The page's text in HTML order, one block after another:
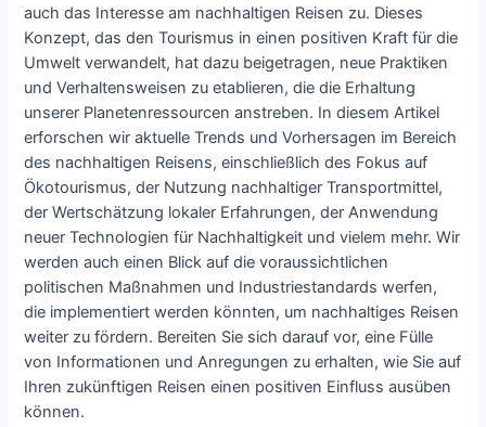
auch das Interesse am nachhaltigen Reisen zu. Dieses
Konzept, das den Tourismus in einen positiven Kraft für die
Umwelt verwandelt, hat dazu beigetragen, neue Praktiken
und Verhaltensweisen zu etablieren, die die Erhaltung
unserer Planetenressourcen anstreben. In diesem Artikel
erforschen wir aktuelle Trends und Vorhersagen im Bereich
des nachhaltigen Reisens, einschließlich des Fokus auf
Ökotourismus, der Nutzung nachhaltiger Transportmittel,
der Wertschätzung lokaler Erfahrungen, der Anwendung
neuer Technologien für Nachhaltigkeit und vielem mehr. Wir
werden auch einen Blick auf die voraussichtlichen
politischen Maßnahmen und Industriestandards werfen,
die implementiert werden könnten, um nachhaltiges Reisen
weiter zu fördern. Bereiten Sie sich darauf vor, eine Fülle
von Informationen und Anregungen zu erhalten, wie Sie auf
Ihren zukünftigen Reisen einen positiven Einfluss ausüben
können.